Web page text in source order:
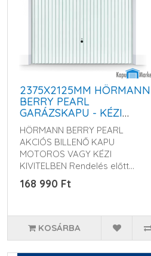
2375X2125MM HÖRMANN
BERRY PEARL
GARÁZSKAPU - KÉZI
VAGY MOTOROS
MŰKÖDTETÉSSEL
HÖRMANN BERRY PEARL
AKCIÓS BILLENŐ KAPU
MOTOROS VAGY KÉZI
KIVITELBEN Rendelés előtt
kérem érdek..
168 990 Ft
KOSÁRBA